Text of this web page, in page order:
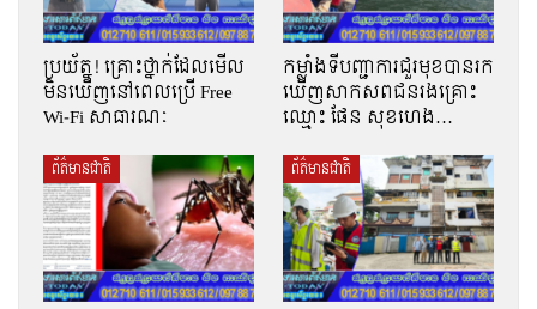
ប្រយ័ត្ន! គ្រោះថ្នាក់ដែលមើល
មិនឃើញនៅពេលប្រើ Free
Wi-Fi សាធារណៈ
កម្លាំងទីបញ្ជាការជួរមុខបានរក
ឃើញសាកសពជនរងគ្រោះ
ឈ្មោះ ផែន សុខហេង…
ព័ត៌មានជាតិ ព័ត៌មានជាតិ